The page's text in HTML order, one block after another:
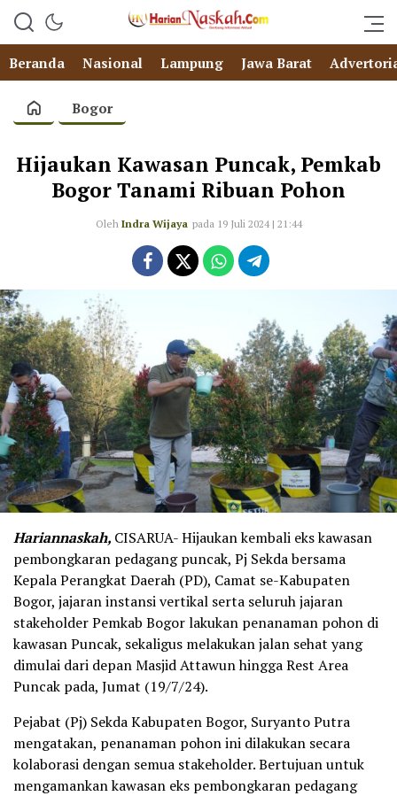
Beranda Nasional Lampung Jawa Barat
Bogor
Hijaukan Kawasan Puncak, Pemkab
Bogor Tanami Ribuan Pohon
Oleh Indra Wijaya pada 19 Juli 2024 | 21:44
Hariannaskah, CISARUA- Hijaukan kembali eks kawasan
pembongkaran pedagang puncak, Pj Sekda bersama
Kepala Perangkat Daerah (PD), Camat se-Kabupaten
Bogor, jajaran instansi vertikal serta seluruh jajaran
stakeholder Pemkab Bogor lakukan penanaman pohon di
kawasan Puncak, sekaligus melakukan jalan sehat yang
dimulai dari depan Masjid Attawun hingga Rest Area
Puncak pada, Jumat (19/7/24).
Pejabat (Pj) Sekda Kabupaten Bogor, Suryanto Putra
mengatakan, penanaman pohon ini dilakukan secara
kolaborasi dengan semua stakeholder. Bertujuan untuk
mengamankan kawasan eks pembongkaran pedagang